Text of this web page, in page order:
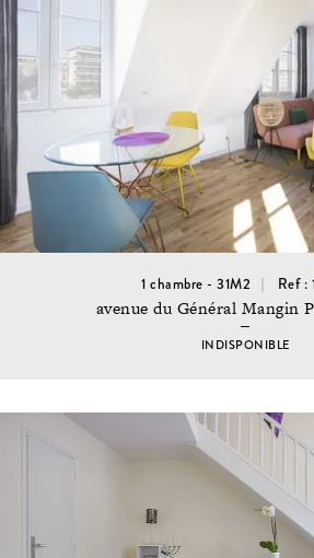
1 chambre - 31M2 Ref :
avenue du Général Mangin
INDISPONIBLE